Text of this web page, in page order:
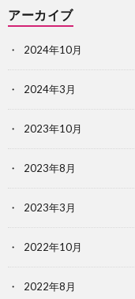
アーカイブ
2024年10月
2024年3月
2023年10月
2023年8月
2023年3月
2022年10月
2022年8月